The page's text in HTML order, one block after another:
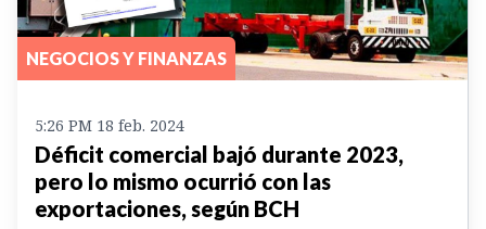
NEGOCIOS Y FINANZAS
5:26 PM 18 feb. 2024
Déficit comercial bajó durante 2023,
pero lo mismo ocurrió con las
exportaciones, según BCH